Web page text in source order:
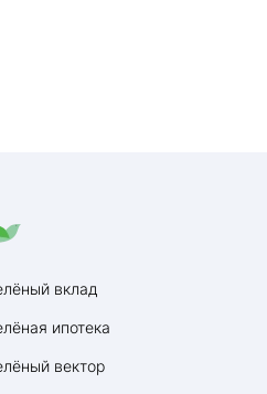
вклад
ипотека
вектор